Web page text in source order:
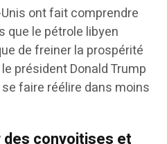
ont fait comprendre
que le pétrole libyen
de freiner la prospérité
président Donald Trump
faire réélire dans moins
convoitises et